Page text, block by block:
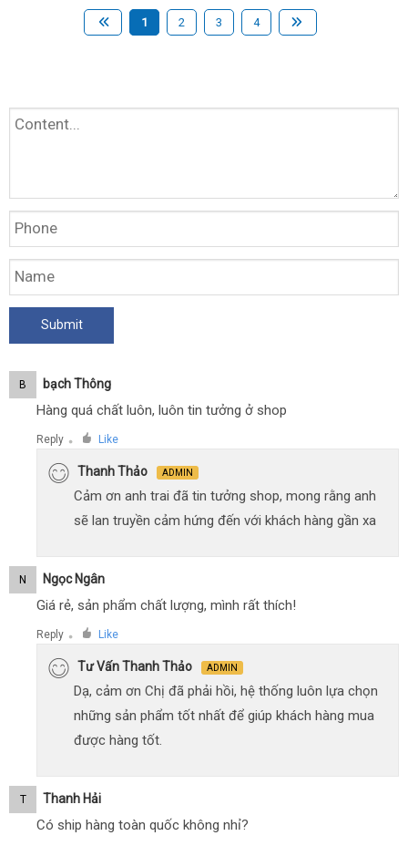
1 2 3 4
B Bạch Thông
Hàng quá chất luôn, luôn tin tưởng ở shop
Reply ● Like
Thanh Thảo ADMIN
Cảm ơn anh trai đã tin tưởng shop, mong rằng anh
sẽ lan truyền cảm hứng đến với khách hàng gần xa
N Ngọc Ngân
Giá rẻ, sản phẩm chất lượng, mình rất thích!
Reply ● Like
Tư Vấn Thanh Thảo ADMIN
Dạ, cảm ơn Chị đã phải hồi, hệ thống luôn lựa chọn
những sản phẩm tốt nhất để giúp khách hàng mua
được hàng tốt.
T Thanh Hải
Có ship hàng toàn quốc không nhỉ?